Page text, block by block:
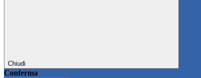
Chiudi
Conferma